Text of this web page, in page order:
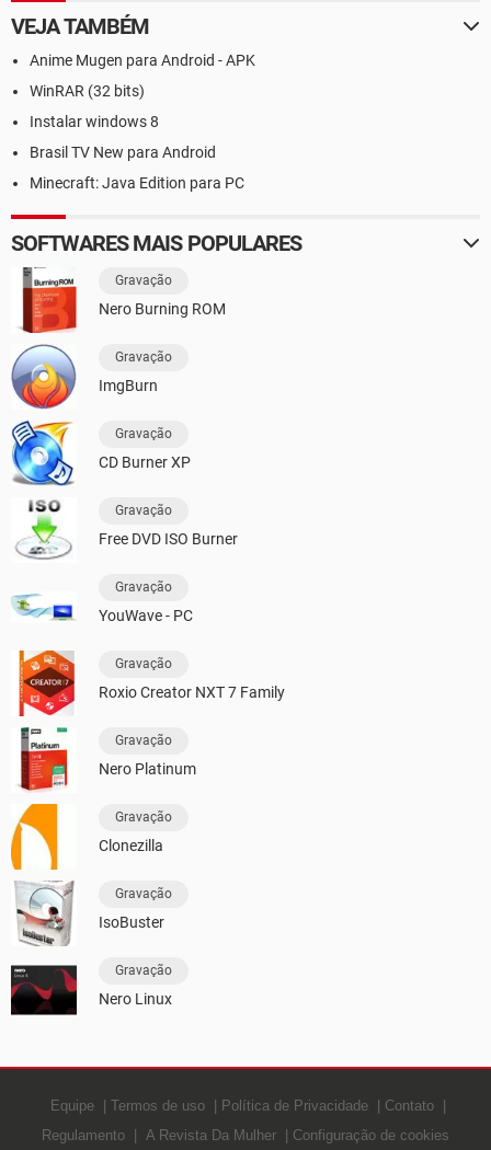
VEJA TAMBÉM
Anime Mugen para Android - APK
WinRAR (32 bits)
Instalar windows 8
Brasil TV New para Android
Minecraft: Java Edition para PC
SOFTWARES MAIS POPULARES
Gravação
Nero Burning ROM
Gravação
ImgBurn
Gravação
CD Burner XP
Gravação
Free DVD ISO Burner
Gravação
YouWave - PC
Gravação
Roxio Creator NXT 7 Family
Gravação
Nero Platinum
Gravação
Clonezilla
Gravação
IsoBuster
Gravação
Nero Linux
Equipe Termos de uso Política de Privacidade
Contato
Regulamento
A Revista Da Mulher Configuração de cookies